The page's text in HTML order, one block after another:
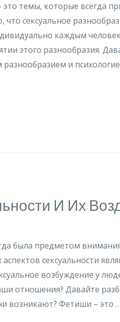
это темы, которые всегда
сексуальное
каждым
этого разнообразия.
и
И Их
была предметом
сексуальности
возбуждение у
отношения? Давайте
возникают? Фетиши – это …